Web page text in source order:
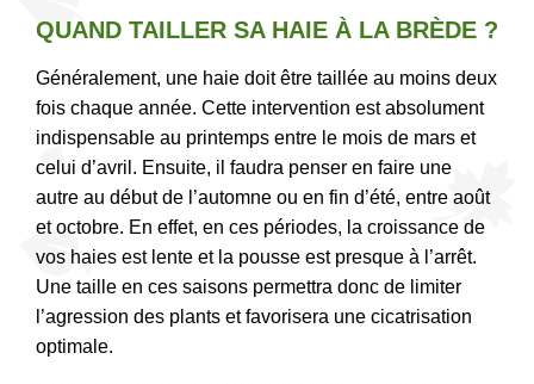
QUAND TAILLER SA HAIE À LA BRÈDE ?
Généralement, une haie doit être taillée au moins deux
fois chaque année. Cette intervention est absolument
indispensable au printemps entre le mois de mars et
celui d’avril. Ensuite, il faudra penser en faire une
autre au début de l’automne ou en fin d’été, entre août
et octobre. En effet, en ces périodes, la croissance de
vos haies est lente et la pousse est presque à l’arrêt.
Une taille en ces saisons permettra donc de limiter
l’agression des plants et favorisera une cicatrisation
optimale.